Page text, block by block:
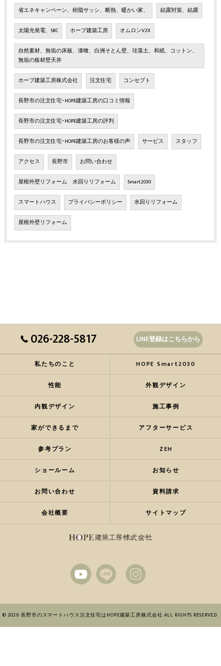
省エネキャンペーン、樹脂サッシ、断熱、暖かい家、 結露対策、結露
太陽光発電、SBC ホープ建築工房 オムロンV2X
自然素材、無垢の床板、漆喰、白洲そとん壁、珪藻土、和紙、コットン、
無垢の板材壁天井
ホープ建築工房株式会社 注文住宅 コンセプト
長野市の注文住宅･HOPE建築工房の口コミ情報
長野市の注文住宅･HOPE建築工房の評判
長野市の注文住宅･HOPE建築工房のお客様の声 サービス スタッフ
アクセス 長野市 お問い合わせ
屋根外壁リフォーム 水回りリフォーム Smart2030
スマートハウス プライバシーポリシー 水回りリフォーム
屋根外壁リフォーム
026-228-5817 LINE登録はこちらから
私たちのこと HOPE Smart2030
性能 外観デザイン
内観デザイン 施工事例
家ができるまで アフターサービス
参考プラン ZEH
ショールーム お知らせ
お問い合わせ 資料請求
会社概要 サイトマップ
© 2026 長野市のスマートハウス注文住宅はHOPE建築工房株式会社 ALL RIGHTS RESERVED.